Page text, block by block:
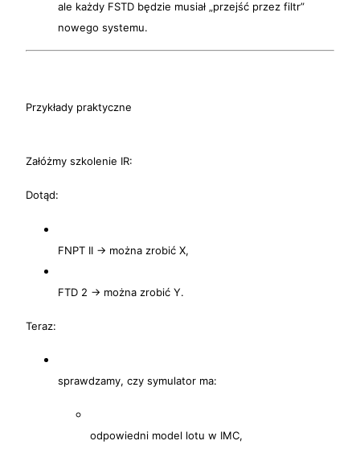
ale każdy FSTD będzie musiał „przejść przez filtr”
nowego systemu.
Przykłady praktyczne
Załóżmy szkolenie IR:
Dotąd:
FNPT II → można zrobić X,
FTD 2 → można zrobić Y.
Teraz:
sprawdzamy, czy symulator ma:
odpowiedni model lotu w IMC,